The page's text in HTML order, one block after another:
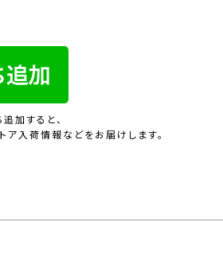
加すると、
ア入荷情報などをお届けします。